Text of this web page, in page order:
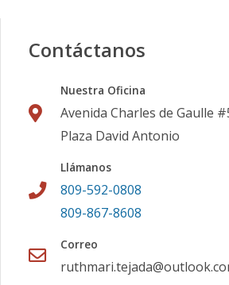
Contáctanos
Nuestra Oficina
Avenida Charles de Gaulle
Plaza David Antonio
Llámanos
809-592-0808
809-867-8608
Correo